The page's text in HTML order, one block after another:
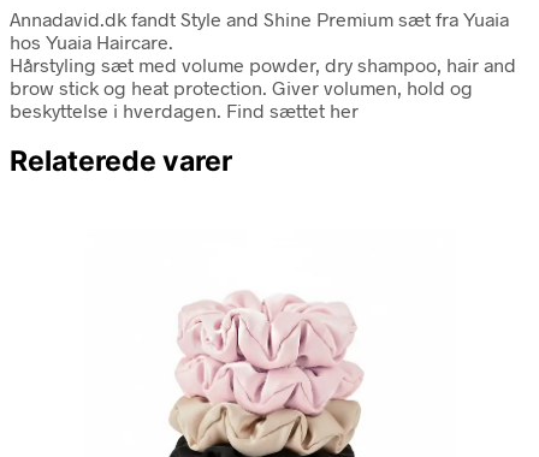
Annadavid.dk fandt Style and Shine Premium sæt fra Yuaia
hos Yuaia Haircare.
Hårstyling sæt med volume powder, dry shampoo, hair and
brow stick og heat protection. Giver volumen, hold og
beskyttelse i hverdagen. Find sættet her
Relaterede varer